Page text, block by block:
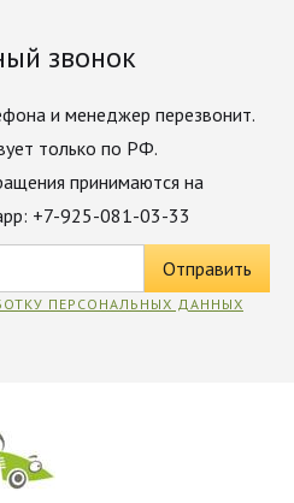
звонок
и менеджер перезвонит.
только по РФ.
принимаются на
+7-925-081-03-33
ПЕРСОНАЛЬНЫХ ДАННЫХ